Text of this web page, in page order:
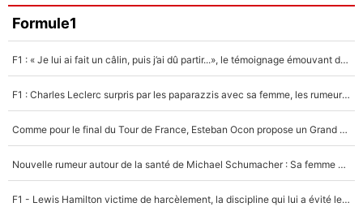
Formule1
F1 : « Je lui ai fait un câlin, puis j’ai dû partir...», le témoignage émouvant de Max Verstappen sur sa fille
F1 : Charles Leclerc surpris par les paparazzis avec sa femme, les rumeurs étaient vraies !
Comme pour le final du Tour de France, Esteban Ocon propose un Grand Prix de Formule 1 à Paris : «Autour de l’Arc de Triomphe, ce serait génial» !
Nouvelle rumeur autour de la santé de Michael Schumacher : Sa femme Corinna sort du silence
F1 - Lewis Hamilton victime de harcèlement, la discipline qui lui a évité le pire : «J'aurais probablement mal tourné»